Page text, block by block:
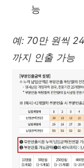
능
예: 70만 원씩
까지 인출 가능